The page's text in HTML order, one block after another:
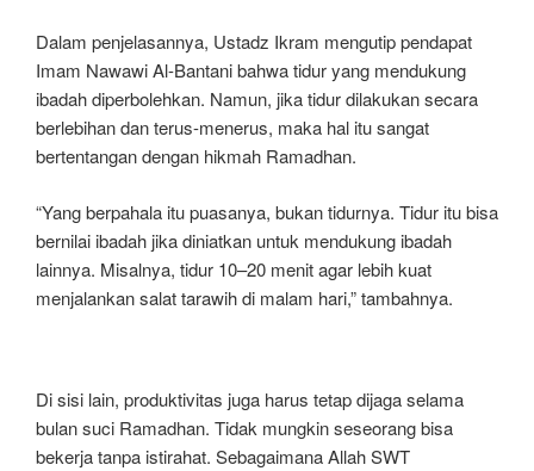
Dalam penjelasannya, Ustadz Ikram mengutip pendapat
Imam Nawawi Al-Bantani bahwa tidur yang mendukung
ibadah diperbolehkan. Namun, jika tidur dilakukan secara
berlebihan dan terus-menerus, maka hal itu sangat
bertentangan dengan hikmah Ramadhan.
“Yang berpahala itu puasanya, bukan tidurnya. Tidur itu bisa
bernilai ibadah jika diniatkan untuk mendukung ibadah
lainnya. Misalnya, tidur 10–20 menit agar lebih kuat
menjalankan salat tarawih di malam hari,” tambahnya.
Di sisi lain, produktivitas juga harus tetap dijaga selama
bulan suci Ramadhan. Tidak mungkin seseorang bisa
bekerja tanpa istirahat. Sebagaimana Allah SWT